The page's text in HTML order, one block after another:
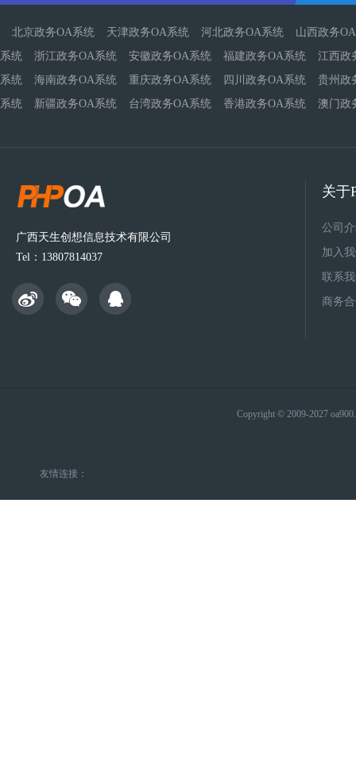
北京政务OA系统 天津政务OA系统 河北政务OA系统
山西政务
系统
浙江政务OA系统 安徽政务OA系统 福建政务OA系统
江西政
系统
海南政务OA系统 重庆政务OA系统 四川政务OA系统
贵州政
系统
新疆政务OA系统 台湾政务OA系统 香港政务OA系统 澳门政
广西天生创想信息技术有限公司
Tel：13807814037
关于
公司
加入
联系
商务
Copyright © 2009-2027
友情连接：